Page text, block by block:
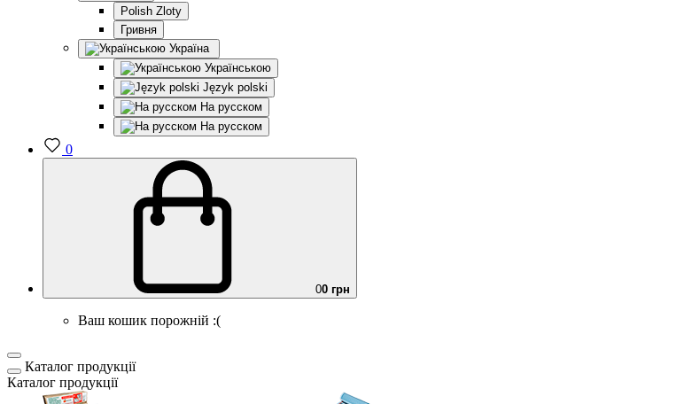
Polish Zloty
Гривня
Україна
Українською
Język polski
На русском
На русском
0
00 грн
Ваш кошик порожній :(
Каталог продукції
Каталог продукції